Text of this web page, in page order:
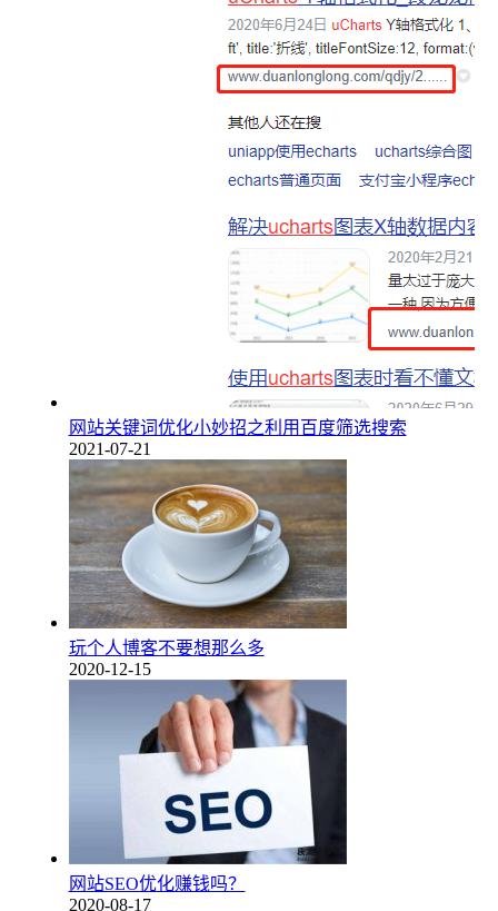
网站关键词优化小妙招之利用百度筛选搜索
2021-07-21
玩个人博客不要想那么多
2020-12-15
网站SEO优化赚钱吗？
2020-08-17